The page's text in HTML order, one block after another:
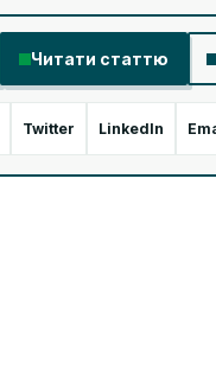
Читати статтю
Twitter LinkedIn